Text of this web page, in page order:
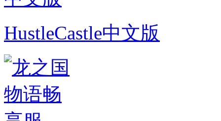
HustleCastle中文版